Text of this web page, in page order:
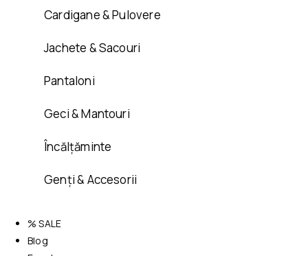
Cardigane & Pulovere
Jachete & Sacouri
Pantaloni
Geci & Mantouri
Încălțăminte
Genți & Accesorii
% SALE
Blog